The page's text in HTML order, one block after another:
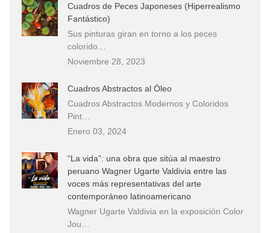
Cuadros de Peces Japoneses (Hiperrealismo
Fantástico)
Sus pinturas giran en torno a los peces
colorido…
Noviembre 28, 2023
Cuadros Abstractos al Óleo
Cuadros Abstractos Modernos y Coloridos
Pint…
Enero 03, 2024
“La vida”: una obra que sitúa al maestro
peruano Wagner Ugarte Valdivia entre las
voces más representativas del arte
contemporáneo latinoamericano
Wagner Ugarte Valdivia en la exposición Color
Jou…